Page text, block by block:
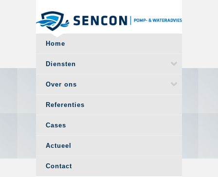
Home
Diensten
Over ons
Referenties
Cases
Actueel
Contact